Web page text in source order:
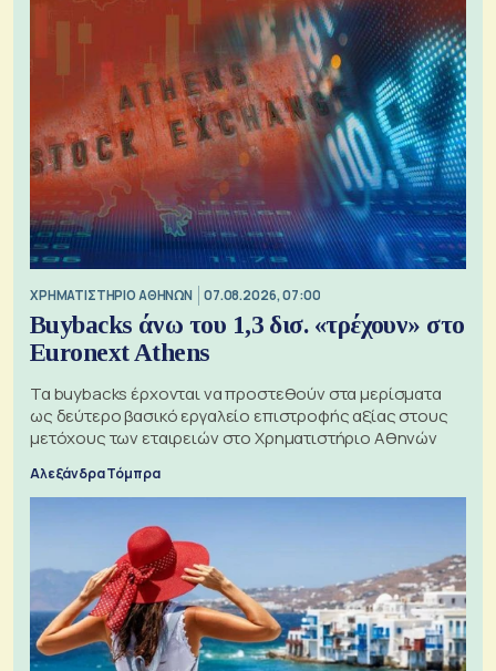
XΡΗΜΑΤΙΣΤΗΡΙΟ ΑΘΗΝΩΝ 07.08.2026, 07:00
Buybacks άνω του 1,3 δισ. «τρέχουν» στο
Euronext Athens
Τα buybacks έρχονται να προστεθούν στα μερίσματα
ως δεύτερο βασικό εργαλείο επιστροφής αξίας στους
μετόχους των εταιρειών στο Χρηματιστήριο Αθηνών
Αλεξάνδρα Τόμπρα